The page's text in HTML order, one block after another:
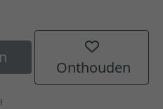
Onthouden